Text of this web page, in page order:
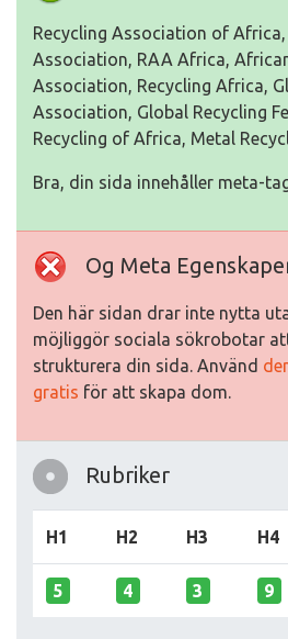
Recycling Association of
Association, RAA Africa,
Association, Recycling Africa,
Association, Global Recycling
Recycling of Africa, Metal
Bra, din sida innehåller meta-
Og Meta
Den här sidan drar inte nytta
möjliggör sociala sökrobotar
strukturera din sida. Använd
gratis för att skapa dom.
Rubriker
H1 H2 H3 H4
5 4 3 9